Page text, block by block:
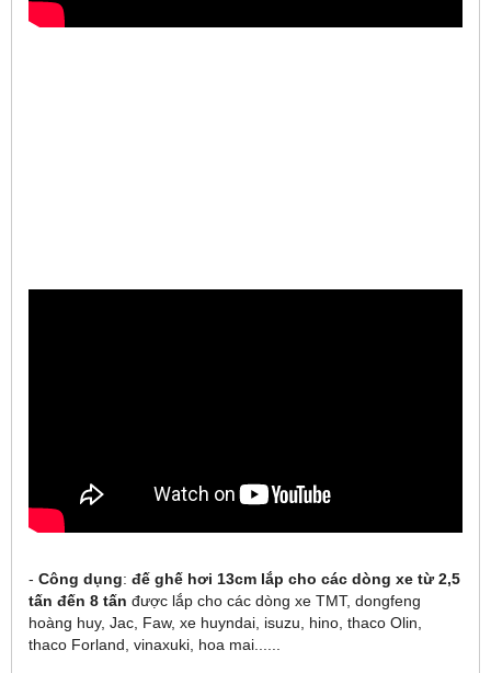
- Công dụng: đế ghế hơi 13cm lắp cho các dòng xe từ 2,5
tấn đến 8 tấn được lắp cho các dòng xe TMT, dongfeng
hoàng huy, Jac, Faw, xe huyndai, isuzu, hino, thaco Olin,
thaco Forland, vinaxuki, hoa mai......